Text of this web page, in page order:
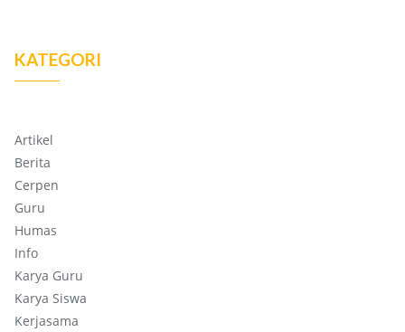
KATEGORI
Artikel
Berita
Cerpen
Guru
Humas
Info
Karya Guru
Karya Siswa
Kerjasama